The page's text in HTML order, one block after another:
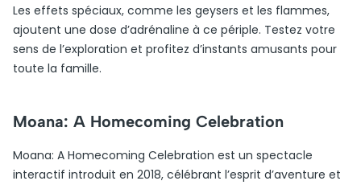
Les effets spéciaux, comme les geysers et les flammes,
ajoutent une dose d’adrénaline à ce périple. Testez votre
sens de l’exploration et profitez d’instants amusants pour
toute la famille.
Moana: A Homecoming Celebration
Moana: A Homecoming Celebration est un spectacle
interactif introduit en 2018, célébrant l’esprit d’aventure et